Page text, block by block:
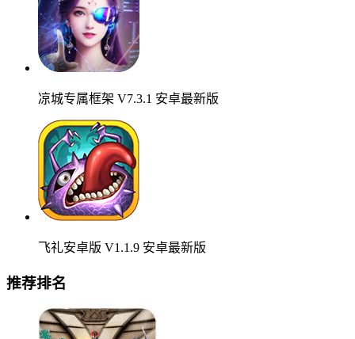
凉城专属框架 V7.3.1 安卓最新版
飞礼安卓版 V1.1.9 安卓最新版
推荐排名